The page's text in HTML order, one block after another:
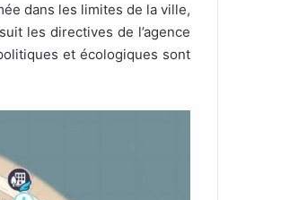
dans les limites de la ville,
les directives de l’agence
et écologiques sont